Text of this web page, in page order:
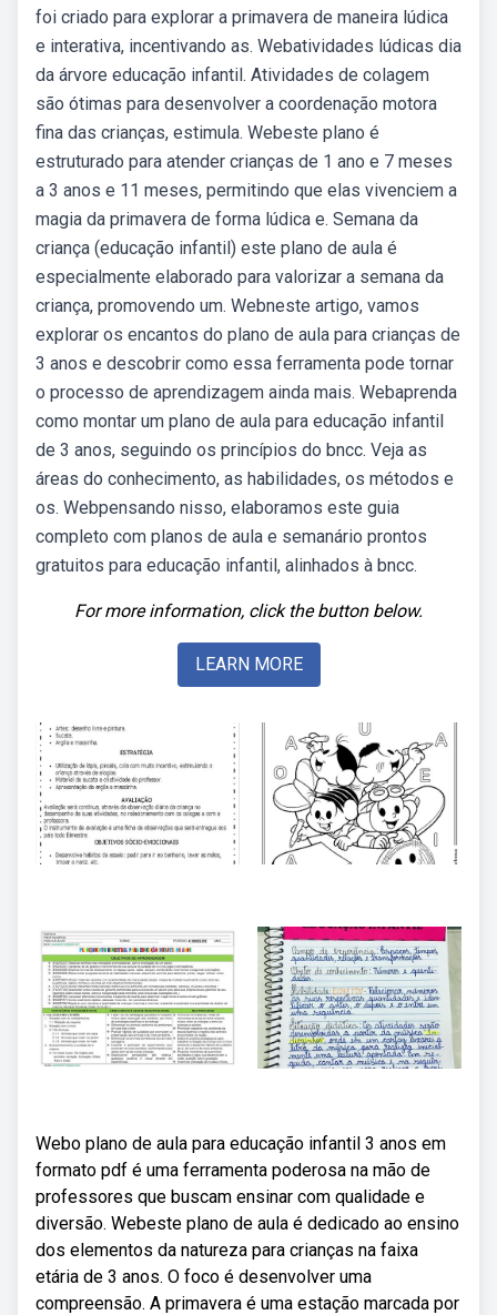
foi criado para explorar a primavera de maneira lúdica
e interativa, incentivando as. Webatividades lúdicas dia
da árvore educação infantil. Atividades de colagem
são ótimas para desenvolver a coordenação motora
fina das crianças, estimula. Webeste plano é
estruturado para atender crianças de 1 ano e 7 meses
a 3 anos e 11 meses, permitindo que elas vivenciem a
magia da primavera de forma lúdica e. Semana da
criança (educação infantil) este plano de aula é
especialmente elaborado para valorizar a semana da
criança, promovendo um. Webneste artigo, vamos
explorar os encantos do plano de aula para crianças de
3 anos e descobrir como essa ferramenta pode tornar
o processo de aprendizagem ainda mais. Webaprenda
como montar um plano de aula para educação infantil
de 3 anos, seguindo os princípios do bncc. Veja as
áreas do conhecimento, as habilidades, os métodos e
os. Webpensando nisso, elaboramos este guia
completo com planos de aula e semanário prontos
gratuitos para educação infantil, alinhados à bncc.
For more information, click the button below.
LEARN MORE
Webo plano de aula para educação infantil 3 anos em
formato pdf é uma ferramenta poderosa na mão de
professores que buscam ensinar com qualidade e
diversão. Webeste plano de aula é dedicado ao ensino
dos elementos da natureza para crianças na faixa
etária de 3 anos. O foco é desenvolver uma
compreensão. A primavera é uma estação marcada por